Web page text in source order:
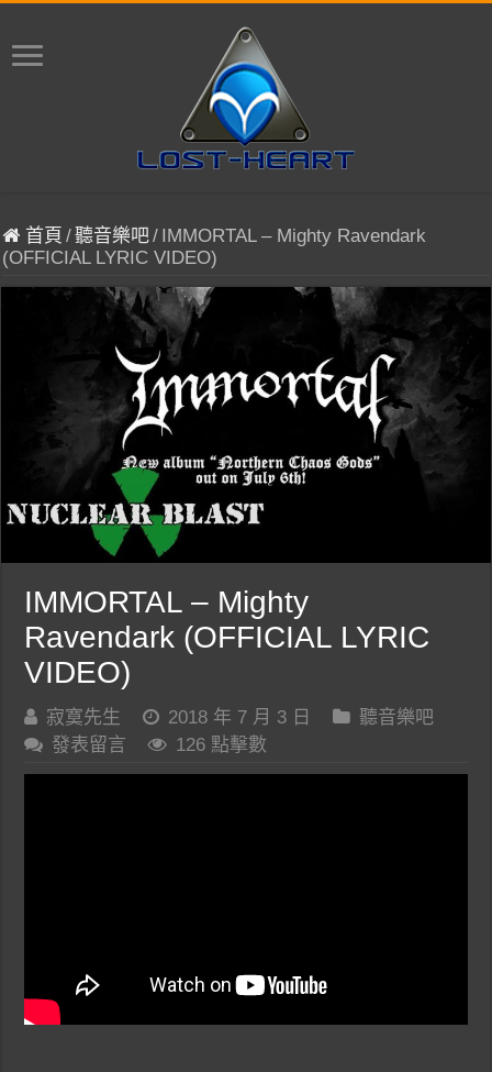
首頁 /聽音樂吧/ IMMORTAL – Mighty Ravendark
(OFFICIAL LYRIC VIDEO)
IMMORTAL – Mighty
Ravendark (OFFICIAL LYRIC
VIDEO)
寂寞先生 2018 年 7 月 3 日
聽音樂吧
發表留言
126 點擊數